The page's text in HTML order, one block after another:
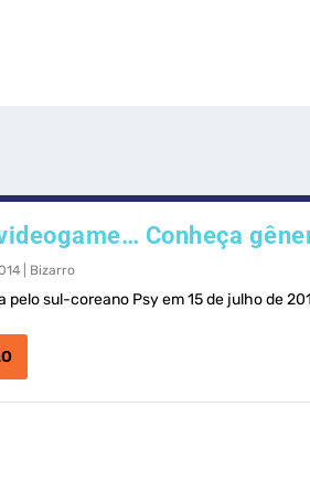
Conheça
Bizarro
pelo sul-coreano Psy em 15 de julho de